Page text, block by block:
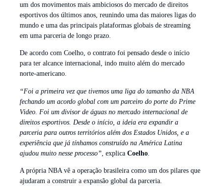
um dos movimentos mais ambiciosos do mercado de direitos
esportivos dos últimos anos, reunindo uma das maiores ligas do
mundo e uma das principais plataformas globais de streaming
em uma parceria de longo prazo.
De acordo com Coelho, o contrato foi pensado desde o início
para ter alcance internacional, indo muito além do mercado
norte-americano.
“Foi a primeira vez que tivemos uma liga do tamanho da NBA
fechando um acordo global com um parceiro do porte do Prime
Video. Foi um divisor de águas no mercado internacional de
direitos esportivos. Desde o início, a ideia era expandir a
parceria para outros territórios além dos Estados Unidos, e a
experiência que já tínhamos construído na América Latina
ajudou muito nesse processo” , explica Coelho
A própria NBA vê a operação brasileira como um dos pilares que
ajudaram a construir a expansão global da parceria.